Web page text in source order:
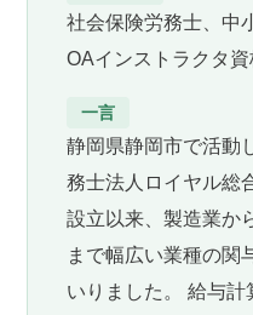
社会保険労務士、中
OAインストラクタ資
一言
静岡県静岡市で活動
務士法人ロイヤル総
設立以来、製造業か
まで幅広い業種の関
いりました。 給与